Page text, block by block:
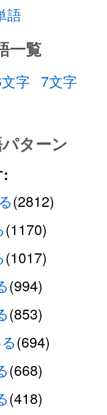
語
一覧
字 7文字
ターン
(2812)
(1170)
(1017)
(994)
(853)
(694)
(668)
(418)